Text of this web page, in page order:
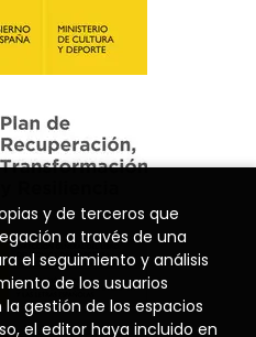
y de terceros que
a través de una
el seguimiento y análisis
de los usuarios
gestión de los espacios
el editor haya incluido en